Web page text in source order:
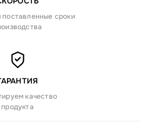
сроки
качество
продукта